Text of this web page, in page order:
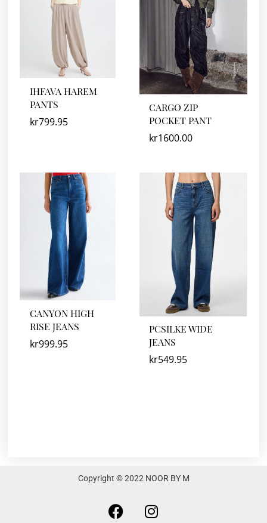
IHFAVA HAREM
PANTS
kr799.95
CARGO ZIP
POCKET PANT
kr1600.00
CANYON HIGH
RISE JEANS
kr999.95
PCSILKE WIDE
JEANS
kr549.95
Copyright © 2022 NOOR BY M
F
a
I
n